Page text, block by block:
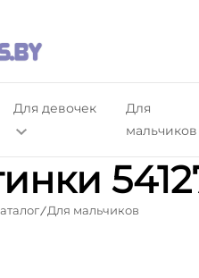
Для девочек
Для
мальчиков
Для мальчиков